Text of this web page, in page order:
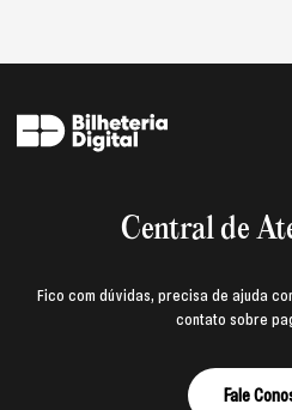
Central de
Fico com dúvidas, precisa de ajuda
contato sobre
Fale